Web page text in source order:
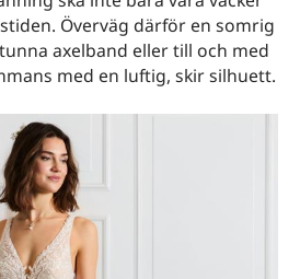
Överväg därför en somrig
axelband eller till och med
med en luftig, skir silhuett.